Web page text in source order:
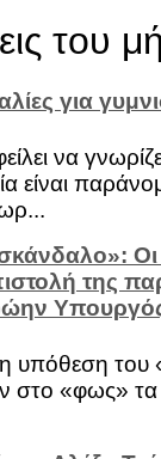
του
για
να
είναι
Οι
της
η υπόθεση
στο «φως»